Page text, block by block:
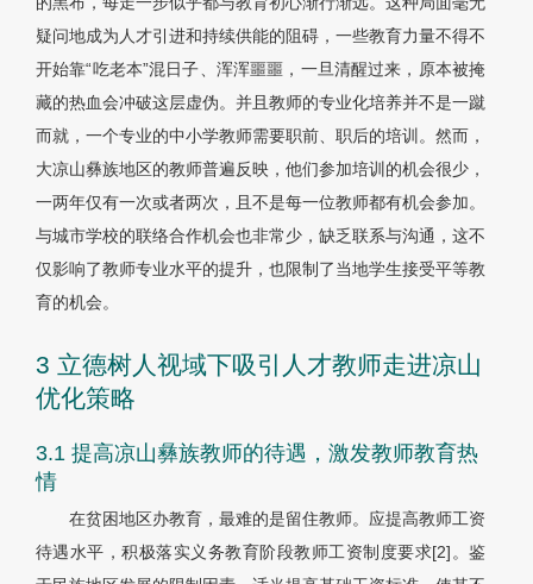
疑问地成为人才引进和持续供能的阻碍，一些教育力量不得不
开始靠“吃老本”混日子、浑浑噩噩，一旦清醒过来，原本被掩
藏的热血会冲破这层虚伪。并且教师的专业化培养并不是一蹴
而就，一个专业的中小学教师需要职前、职后的培训。然而，
大凉山彝族地区的教师普遍反映，他们参加培训的机会很少，
一两年仅有一次或者两次，且不是每一位教师都有机会参加。
与城市学校的联络合作机会也非常少，缺乏联系与沟通，这不
仅影响了教师专业水平的提升，也限制了当地学生接受平等教
育的机会。
3 立德树人视域下吸引人才教师走进凉山
优化策略
3.1 提高凉山彝族教师的待遇，激发教师教育热
情
在贫困地区办教育，最难的是留住教师。应提高教师工资
待遇水平，积极落实义务教育阶段教师工资制度要求[2]。鉴